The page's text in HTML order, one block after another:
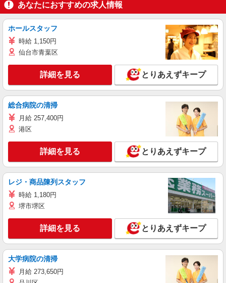
あなたにおすすめの求人情報
ホールスタッフ
時給 1,150円
仙台市青葉区
詳細を見る とりあえずキープ
総合病院の清掃
月給 257,400円
港区
詳細を見る とりあえずキープ
レジ・商品陳列スタッフ
時給 1,180円
堺市堺区
詳細を見る とりあえずキープ
大学病院の清掃
月給 273,650円